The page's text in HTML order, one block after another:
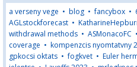
a verseny vege • blog •fancybox •
AGLstockforecast •
withdrawal methods • ASMonacoFC •
coverage • kompenzcis nyomtatvny
gpkocsi oktats •fogkvet • Euler